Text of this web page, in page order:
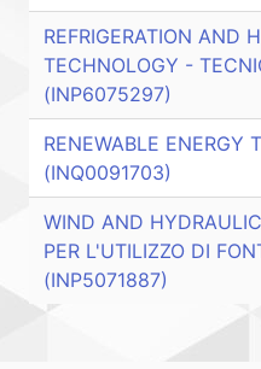
REFRIGERATION AND
TECHNOLOGY -
(INP6075297)
RENEWABLE ENERGY
(INQ0091703)
WIND AND
PER L'UTILIZZO DI
(INP5071887)